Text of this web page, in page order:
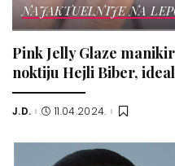
NAJAKTUELNIJE NA
Pink Jelly Glaze
noktiju Hejli Biber,
Posted
J.D. 11.04.2024.